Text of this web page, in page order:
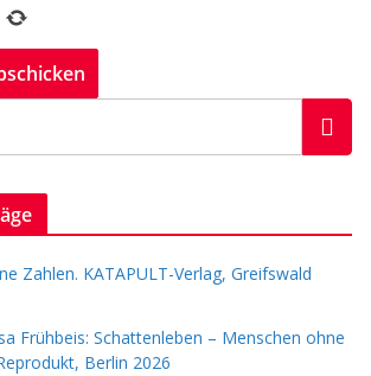
Zahlen. KATAPULT-Verlag, Greifswald
Frühbeis: Schattenleben – Menschen ohne
Berlin 2026